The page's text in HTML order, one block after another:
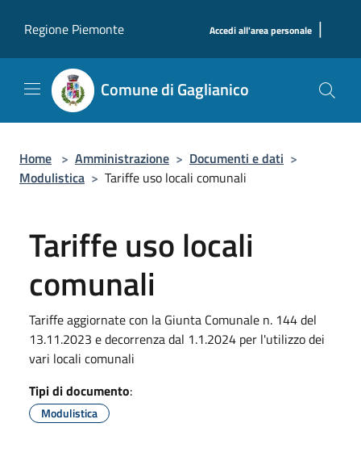
Regione Piemonte
Accedi all'area personale |
Comune di Gaglianico
Home > Amministrazione > Documenti e dati >
Modulistica > Tariffe uso locali comunali
Tariffe uso locali
comunali
Tariffe aggiornate con la Giunta Comunale n. 144 del
13.11.2023 e decorrenza dal 1.1.2024 per l'utilizzo dei
vari locali comunali
Tipi di documento:
Modulistica